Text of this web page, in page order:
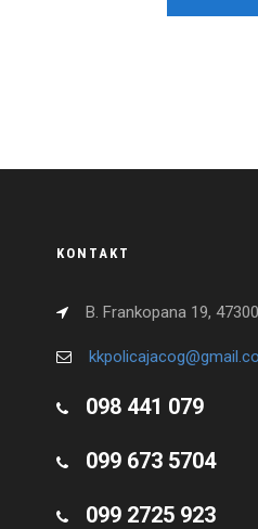
KONTAKT
B. Frankopana 19,
098 441 079
099 673 5704
099 2725 923